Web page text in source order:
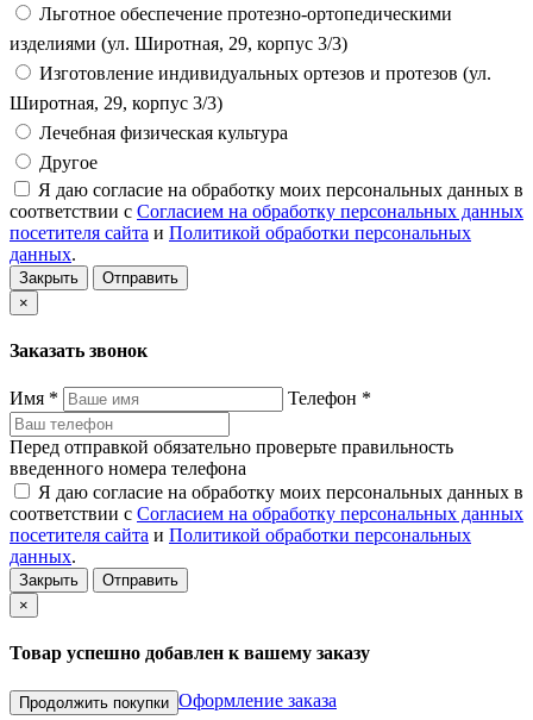
Льготное обеспечение протезно-ортопедическими
изделиями (ул. Широтная, 29, корпус 3/3)
Изготовление индивидуальных ортезов и протезов (ул.
Широтная, 29, корпус 3/3)
Лечебная физическая культура
Другое
Я даю согласие на обработку моих персональных данных в
соответствии с Согласием на обработку персональных данных
посетителя сайта и Политикой обработки персональных
данных.
Закрыть
Отправить
×
Заказать звонок
Имя * Телефон *
Перед отправкой обязательно проверьте правильность
введенного номера телефона
Я даю согласие на обработку моих персональных данных в
соответствии с Согласием на обработку персональных данных
посетителя сайта и Политикой обработки персональных
данных.
Закрыть
Отправить
×
Товар успешно добавлен к вашему заказу
Продолжить покупки Оформление заказа